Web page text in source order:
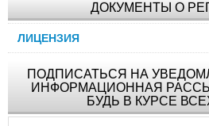
ДОКУМЕНТЫ О
ЛИЦЕНЗИЯ
ПОДПИСАТЬСЯ НА
ИНФОРМАЦИОННАЯ
БУДЬ В КУРСЕ